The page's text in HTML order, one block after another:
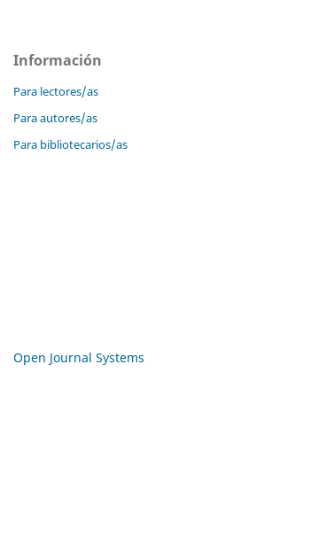
Información
Para lectores/as
Para autores/as
Para bibliotecarios/as
Open Journal Systems